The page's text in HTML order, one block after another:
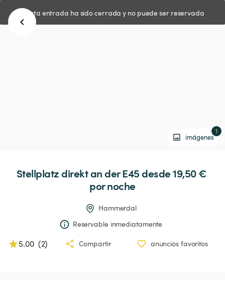
Esta entrada ha sido cerrada y no puede ser reservada
imágenes
1
StellplatzdirektanderE45 desde 19,50 €
por noche
Hammerdal
Reservable inmediatamente
5.00 (2) Compartir anuncios favoritos